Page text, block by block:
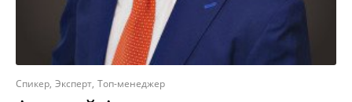
Спикер Эксперт Топ-менеджер